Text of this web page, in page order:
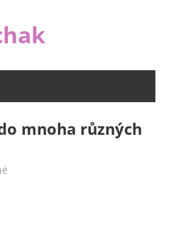
mnoha různých